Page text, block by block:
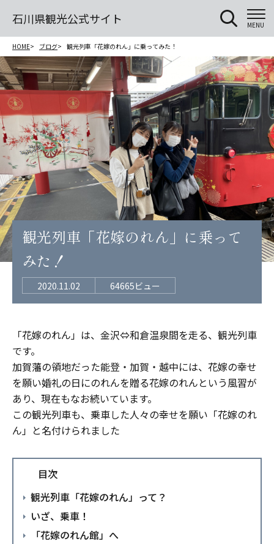
石川県観光公式サイト MENU
HOME ブログ 観光列車「花嫁のれん」に乗ってみた！
観光列車「花嫁のれん」に乗って
みた！
2020.11.02 64665ビュー
「花嫁のれん」は、金沢⇔和倉温泉間を走る、観光列車
です。
加賀藩の領地だった能登・加賀・越中には、花嫁の幸せ
を願い婚礼の日にのれんを贈る花嫁のれんという風習が
あり、現在もなお続いています。
この観光列車も、乗車した人々の幸せを願い「花嫁のれ
ん」と名付けられました
目次
観光列車「花嫁のれん」って？
いざ、乗車！
「花嫁のれん館」へ